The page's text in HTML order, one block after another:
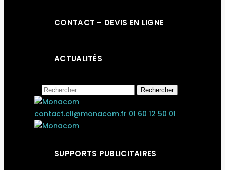
CONTACT – DEVIS EN LIGNE
ACTUALITÉS
Rechercher :
contact.cli@monacom.fr 01 60 12 50 01
SUPPORTS PUBLICITAIRES